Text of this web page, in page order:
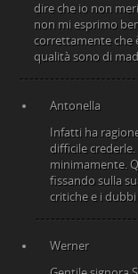
dire che io non
non mi esprimo
correttamente che
qualità sono di
Antonella
Infatti ha
difficile
minimamente.
fissando sulla
critiche e i
Werner